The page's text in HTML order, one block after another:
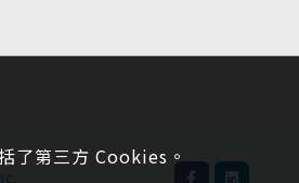
.
了第三方 Cookies。